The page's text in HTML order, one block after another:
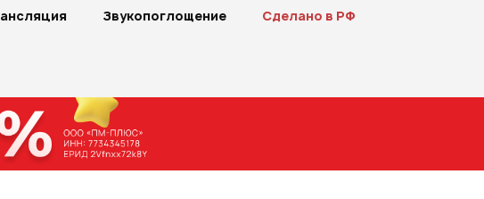
Звукопоглощение Сделано в РФ